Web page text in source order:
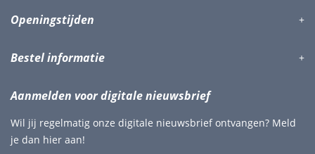
Openingstijden
Bestel informatie
Aanmelden voor digitale nieuwsbrief
Wil jij regelmatig onze digitale nieuwsbrief ontvangen? Meld
je dan hier aan!